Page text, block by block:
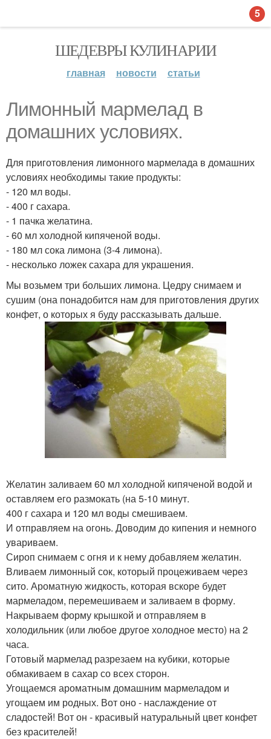
ШЕДЕВРЫ КУЛИНАРИИ
главная новости статьи
Лимонный мармелад в
домашних условиях.
Для приготовления лимонного мармелада в домашних
условиях необходимы такие продукты:
- 120 мл воды.
- 400 г сахара.
- 1 пачка желатина.
- 60 мл холодной кипяченой воды.
- 180 мл сока лимона (3-4 лимона).
- несколько ложек сахара для украшения.
Мы возьмем три больших лимона. Цедру снимаем и
сушим (она понадобится нам для приготовления других
конфет, о которых я буду рассказывать дальше.
Желатин заливаем 60 мл холодной кипяченой водой и
оставляем его размокать (на 5-10 минут.
400 г сахара и 120 мл воды смешиваем.
И отправляем на огонь. Доводим до кипения и немного
увариваем.
Сироп снимаем с огня и к нему добавляем желатин.
Вливаем лимонный сок, который процеживаем через
сито. Ароматную жидкость, которая вскоре будет
мармеладом, перемешиваем и заливаем в форму.
Накрываем форму крышкой и отправляем в
холодильник (или любое другое холодное место) на 2
часа.
Готовый мармелад разрезаем на кубики, которые
обмакиваем в сахар со всех сторон.
Угощаемся ароматным домашним мармеладом и
угощаем им родных. Вот оно - наслаждение от
сладостей! Вот он - красивый натуральный цвет конфет
без красителей!
5